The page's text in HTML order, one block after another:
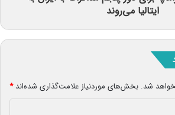
ایتالیا می‌روند
شد. بخش‌های موردنیاز علامت‌گذاری شده‌اند*